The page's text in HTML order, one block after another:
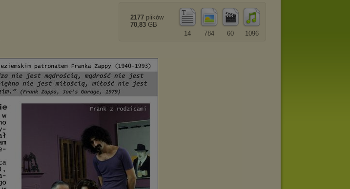
1096
60
784
14
2177 plików
70,83 GB